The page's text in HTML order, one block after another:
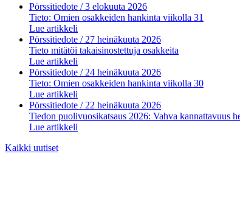
Pörssitiedote / 3 elokuuta 2026
Tieto: Omien osakkeiden hankinta viikolla 31
Lue artikkeli
Pörssitiedote / 27 heinäkuuta 2026
Tieto mitätöi takaisinostettuja osakkeita
Lue artikkeli
Pörssitiedote / 24 heinäkuuta 2026
Tieto: Omien osakkeiden hankinta viikolla 30
Lue artikkeli
Pörssitiedote / 22 heinäkuuta 2026
Tiedon puolivuosikatsaus 2026: Vahva kannattavuus
Lue artikkeli
Kaikki uutiset